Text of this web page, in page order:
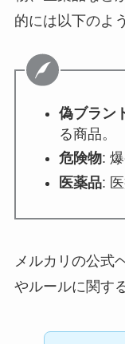
的には以下のよ
偽ブラン
る商品。
危険物:
医薬品:
メルカリの公式
やルールに関す